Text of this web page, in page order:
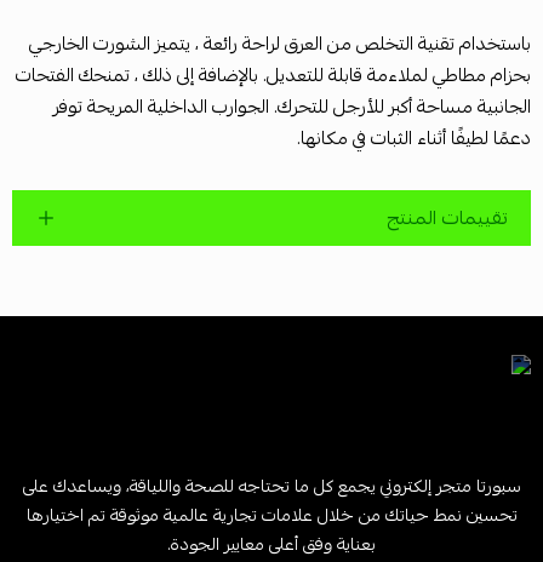
باستخدام تقنية التخلص من العرق لراحة رائعة ، يتميز الشورت الخارجي
بحزام مطاطي لملاءمة قابلة للتعديل. بالإضافة إلى ذلك ، تمنحك الفتحات
الجانبية مساحة أكبر للأرجل للتحرك. الجوارب الداخلية المريحة توفر
دعمًا لطيفًا أثناء الثبات في مكانها.
تقييمات المنتج
سبورتا متجر إلكتروني يجمع كل ما تحتاجه للصحة واللياقة، ويساعدك على
تحسين نمط حياتك من خلال علامات تجارية عالمية موثوقة تم اختيارها
بعناية وفق أعلى معايير الجودة.